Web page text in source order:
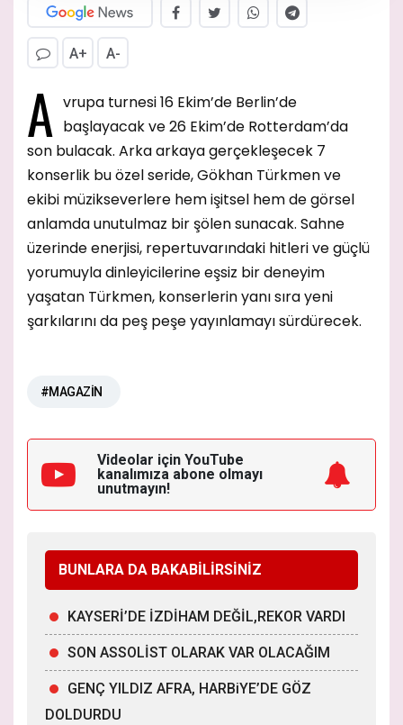
A+ A-
A vrupa turnesi 16 Ekim’de Berlin’de
başlayacak ve 26 Ekim’de Rotterdam’da
son bulacak. Arka arkaya gerçekleşecek 7
konserlik bu özel seride, Gökhan Türkmen ve
ekibi müzikseverlere hem işitsel hem de görsel
anlamda unutulmaz bir şölen sunacak. Sahne
üzerinde enerjisi, repertuvarındaki hitleri ve güçlü
yorumuyla dinleyicilerine eşsiz bir deneyim
yaşatan Türkmen, konserlerin yanı sıra yeni
şarkılarını da peş peşe yayınlamayı sürdürecek.
#MAGAZİN
Videolar için YouTube
kanalımıza abone olmayı
unutmayın!
BUNLARA DA BAKABİLİRSİNİZ
KAYSERİ’DE İZDİHAM DEĞİL,REKOR VARDI
SON ASSOLİST OLARAK VAR OLACAĞIM
GENÇ YILDIZ AFRA, HARBiYE’DE GÖZ
DOLDURDU